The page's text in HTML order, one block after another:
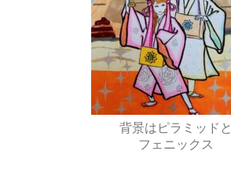
背景はピラミッドと
フェニックス